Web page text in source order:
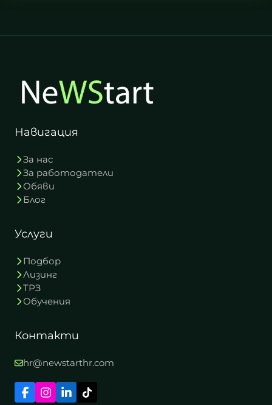
Навигация
За нас
За работодатели
Обяви
Блог
Услуги
Подбор
Лизинг
ТРЗ
Обучения
Контакти
hr@newstarthr.com